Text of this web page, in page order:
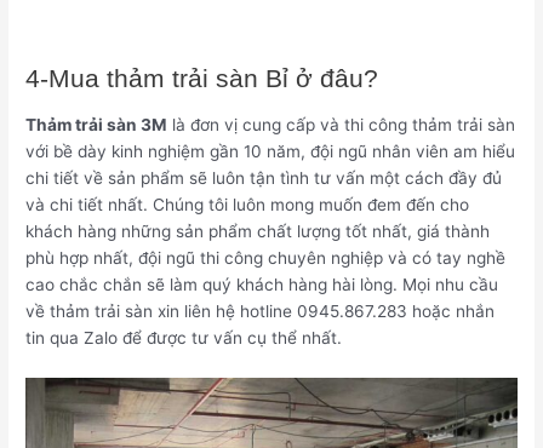
4-Mua thảm trải sàn Bỉ ở đâu?
Thảm trải sàn 3M là đơn vị cung cấp và thi công thảm trải sàn
với bề dày kinh nghiệm gần 10 năm, đội ngũ nhân viên am hiểu
chi tiết về sản phẩm sẽ luôn tận tình tư vấn một cách đầy đủ
và chi tiết nhất. Chúng tôi luôn mong muốn đem đến cho
khách hàng những sản phẩm chất lượng tốt nhất, giá thành
phù hợp nhất, đội ngũ thi công chuyên nghiệp và có tay nghề
cao chắc chắn sẽ làm quý khách hàng hài lòng. Mọi nhu cầu
về thảm trải sàn xin liên hệ hotline 0945.867.283 hoặc nhắn
tin qua Zalo để được tư vấn cụ thể nhất.